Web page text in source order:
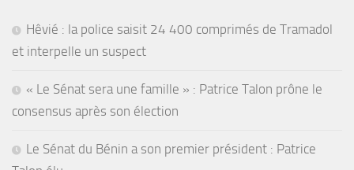
Hêvié : la police saisit 24 400 comprimés de Tramadol
et interpelle un suspect
« Le Sénat sera une famille » : Patrice Talon prône le
consensus après son élection
Le Sénat du Bénin a son premier président : Patrice